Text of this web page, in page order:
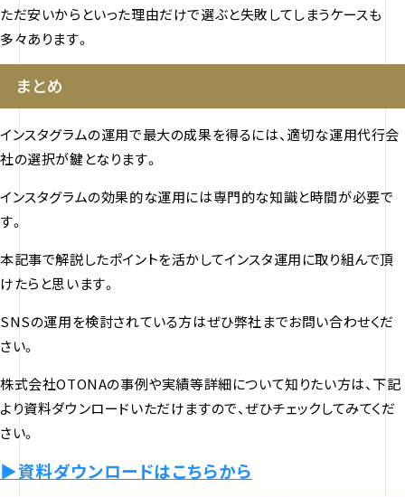
ただ安いからといった理由だけで選ぶと失敗してしまうケースも
多々あります。
まとめ
インスタグラムの運用で最大の成果を得るには、適切な運用代行会
社の選択が鍵となります。
インスタグラムの効果的な運用には専門的な知識と時間が必要で
す。
本記事で解説したポイントを活かしてインスタ運用に取り組んで頂
けたらと思います。
SNSの運用を検討されている方はぜひ弊社までお問い合わせくだ
さい。
株式会社OTONAの事例や実績等詳細について知りたい方は、下記
より資料ダウンロードいただけますので、ぜひチェックしてみてくだ
さい。
▶︎資料ダウンロードはこちらから